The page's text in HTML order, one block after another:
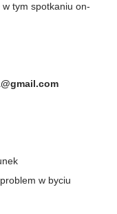
w tym spotkaniu on-
w byciu